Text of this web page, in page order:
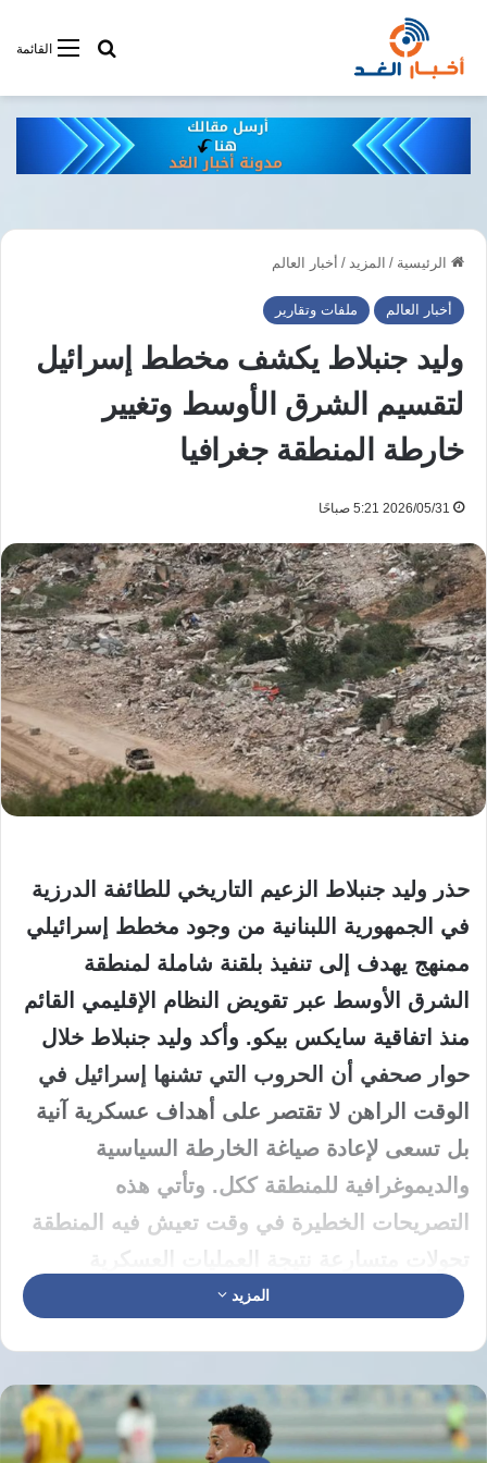
القائمةأبحت فى
الرئيسية / المزيد / أخبار العالم
أخبار العالم ملفات وتقارير
وليد جنبلاط يكشف مخطط إسرائيل
لتقسيم الشرق الأوسط وتغيير
خارطة المنطقة جغرافيا
2026/05/31 5:21 صباحًا
حذر وليد جنبلاط الزعيم التاريخي للطائفة الدرزية
في الجمهورية اللبنانية من وجود مخطط إسرائيلي
ممنهج يهدف إلى تنفيذ بلقنة شاملة لمنطقة
الشرق الأوسط عبر تقويض النظام الإقليمي القائم
منذ اتفاقية سايكس بيكو. وأكد وليد جنبلاط خلال
حوار صحفي أن الحروب التي تشنها إسرائيل في
الوقت الراهن لا تقتصر على أهداف عسكرية آنية
بل تسعى لإعادة صياغة الخارطة السياسية
والديموغرافية للمنطقة ككل. وتأتي هذه
التصريحات الخطيرة في وقت تعيش فيه المنطقة
المستمرة التي تطال عدة دول وتضع مستقبل
تتبع إسرائيل في جنوب الجمهورية اللبنانية
استراتيجية تدمير ممنهج للقرى وتهجير سكانها في
المزيد